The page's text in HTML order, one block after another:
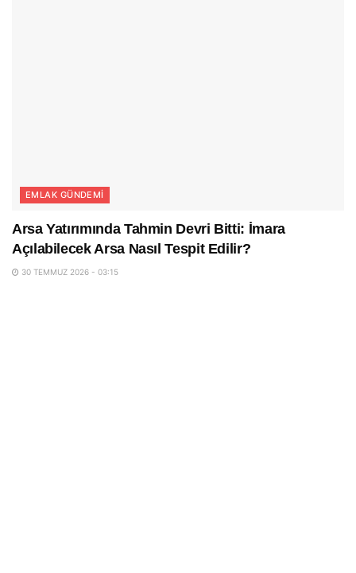
EMLAK GÜNDEMI
Arsa Yatırımında Tahmin Devri Bitti: İmara
Açılabilecek Arsa Nasıl Tespit Edilir?
30 TEMMUZ 2026 - 03:15